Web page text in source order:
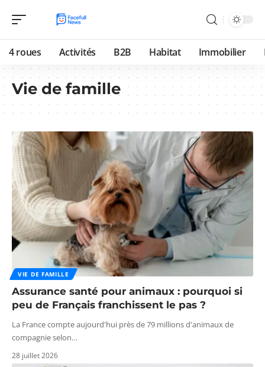
4 roues Activités B2B Habitat Immobilier
Vie de famille
VIE DE FAMILLE
Assurance santé pour animaux : pourquoi si
peu de Français franchissent le pas ?
La France compte aujourd'hui près de 79 millions d'animaux de
compagnie selon…
28 juillet 2026